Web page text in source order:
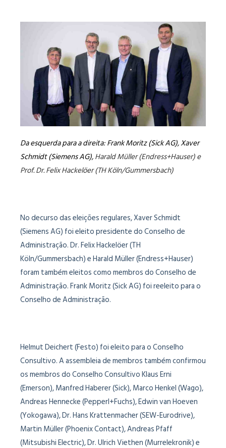
Da esquerda para a direita: Frank Moritz (Sick AG), Xaver
Schmidt (Siemens AG),Harald Müller (Endress+Hauser) e
Prof. Dr. Felix Hackelöer (TH Köln/Gummersbach)
No decurso das eleições regulares, Xaver Schmidt
(Siemens AG) foi eleito presidente do Conselho de
Administração. Dr. Felix Hackelöer (TH
Köln/Gummersbach) e Harald Müller (Endress+Hauser)
foram também eleitos como membros do Conselho de
Administração. Frank Moritz (Sick AG) foi reeleito para o
Conselho de Administração.
Helmut Deichert (Festo) foi eleito para o Conselho
Consultivo. A assembleia de membros também confirmou
os membros do Conselho Consultivo Klaus Erni
(Emerson), Manfred Haberer (Sick), Marco Henkel (Wago),
Andreas Hennecke (Pepperl+Fuchs), Edwin van Hoeven
(Yokogawa), Dr. Hans Krattenmacher (SEW-Eurodrive),
Martin Müller (Phoenix Contact), Andreas Pfaff
(Mitsubishi Electric), Dr. Ulrich Viethen (Murrelekronik) e